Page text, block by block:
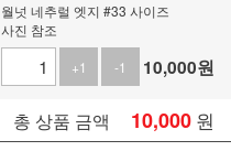
월넛 네추럴 엣지 #33 사이즈
사진 참조
+1
-1 10,000원
총 상품 금액 10,000 원